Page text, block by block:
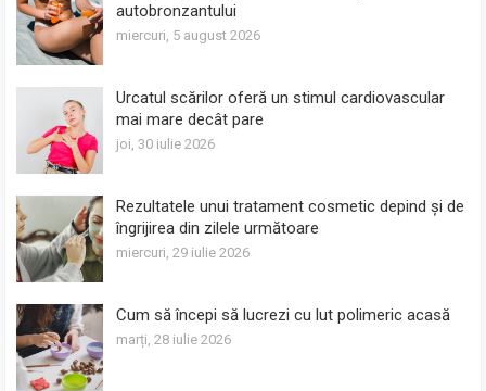
autobronzantului
miercuri, 5 august 2026
Urcatul scărilor oferă un stimul cardiovascular
mai mare decât pare
joi, 30 iulie 2026
Rezultatele unui tratament cosmetic depind și de
îngrijirea din zilele următoare
miercuri, 29 iulie 2026
Cum să începi să lucrezi cu lut polimeric acasă
marți, 28 iulie 2026